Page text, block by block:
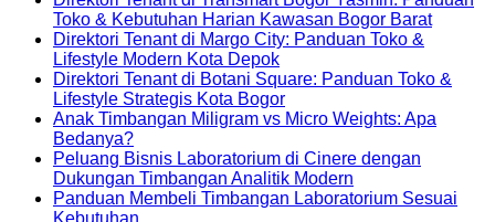
Long
Term
Rental
dengan
Pilihan
Crispy
Favorit
Pilihan
Artisan
Croissant
Pastry
dengan
Berkelas
AEON
Mall
City:
Toko
Lifestyle
Bernuansa
Kopi
Kenangan
di
Cinere:
Kopi
Lokal
untuk
Aktivitas
Sehari-
Toko,
Toko & Kebutuhan Harian Kawasan Bogor BaratNo
Direktori
di
Direktori Tenant di Margo City: Panduan Toko &
Lifestyle Modern Kota DepokNo
Comments
on
Direktori
di
Margo
City:
Direktori Tenant di Botani Square: Panduan Toko &
Lifestyle Strategis Kota BogorNo
Comments
Direktori
Tenant
di
Anak Timbangan Miligram vs Micro Weights: Apa
Bedanya?No
Comments
on
Anak
Timbangan
Peluang Bisnis Laboratorium di Cinere dengan
Dukungan Timbangan Analitik Modern
Comments
Panduan Membeli Timbangan Laboratorium Sesuai
Kebutuhan